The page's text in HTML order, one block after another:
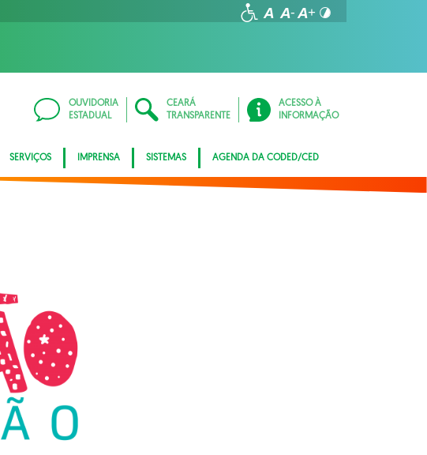
OUVIDORIA
ESTADUAL
CEARÁ
TRANSPARENTE
ACESSO À
INFORMAÇÃO
SERVIÇOS IMPRENSA SISTEMAS AGENDA DA CODED/CED